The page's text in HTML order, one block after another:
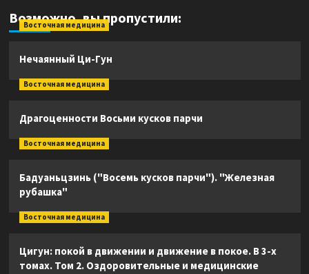
Возможно, вы пропустили:
Восточная медицина
Нечаянный Ци-Гун
Восточная медицина
Драгоценности Восьми кусков парчи
Восточная медицина
Бадуаньцзинь ("Восемь кусков парчи"). "Железная
рубашка"
Восточная медицина
Цигун: покой в движении и движение в покое. В 3-х
томах. Том 2. Оздоровительные и медицинские